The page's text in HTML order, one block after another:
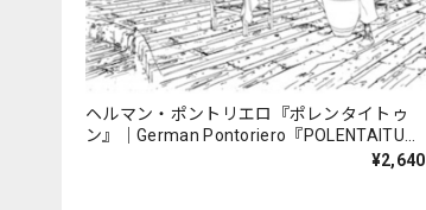
ヘルマン・ポントリエロ『ポレンタイトゥ
ン』｜German Pontoriero『POLENTAITUM
¥2,640